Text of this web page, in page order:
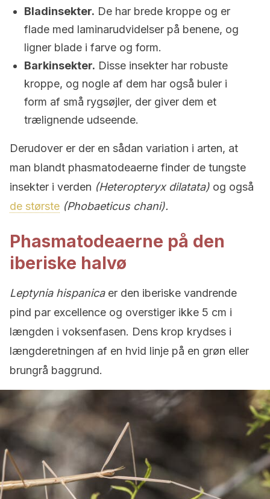
Bladinsekter. De har brede kroppe og er
flade med laminarudvidelser på benene, og
ligner blade i farve og form.
Barkinsekter. Disse insekter har robuste
kroppe, og nogle af dem har også buler i
form af små rygsøjler, der giver dem et
trælignende udseende.
Derudover er der en sådan variation i arten, at
man blandt phasmatodeaerne finder de tungste
insekter i verden (Heteropteryx dilatata) og også
de største (Phobaeticus chani).
Phasmatodeaerne på den
iberiske halvø
Leptynia hispanicaer den iberiske vandrende
pind par excellence og overstiger ikke 5 cm i
længden i voksenfasen. Dens krop krydses i
længderetningen af ​​en hvid linje på en grøn eller
brungrå baggrund.